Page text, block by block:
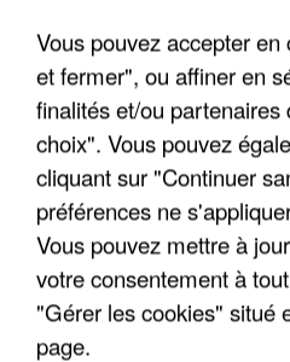
Vous pouvez accepter
et fermer", ou affiner en
finalités et/ou
choix". Vous pouvez
cliquant sur "Continuer
préférences ne
Vous pouvez mettre à
votre consentement à
"Gérer les cookies" situé
page.